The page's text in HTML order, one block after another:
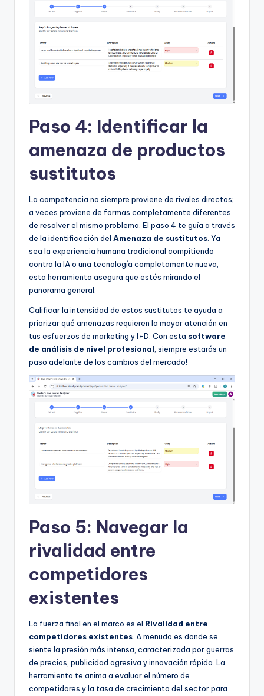
Paso 4: Identificar la
amenaza de productos
sustitutos
La competencia no siempre proviene de rivales directos;
a veces proviene de formas completamente diferentes
de resolver el mismo problema. El paso 4 te guía a través
de la identificación del Amenaza de sustitutos . Ya
sea la experiencia humana tradicional compitiendo
contra la IA o una tecnología completamente nueva,
esta herramienta asegura que estés mirando el
panorama general.
Calificar la intensidad de estos sustitutos te ayuda a
priorizar qué amenazas requieren la mayor atención en
tus esfuerzos de marketing y I+D. Con esta software
de análisis de nivel profesional , siempre estarás un
paso adelante de los cambios del mercado!
Paso 5: Navegar la
rivalidad entre
competidores
existentes
La fuerza final en el marco es el Rivalidad entre
competidores existentes . A menudo es donde se
siente la presión más intensa, caracterizada por guerras
de precios, publicidad agresiva y innovación rápida. La
herramienta te anima a evaluar el número de
competidores y la tasa de crecimiento del sector para